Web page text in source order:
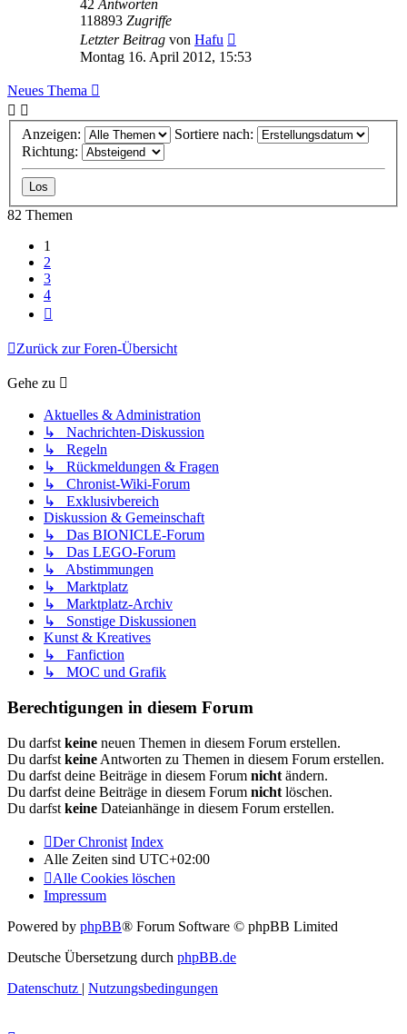
42 Antworten
118893 Zugriffe
Letzter Beitrag von Hafu
Montag 16. April 2012, 15:53
Neues Thema
Anzeigen:
Sortiere nach:
Richtung:
82 Themen
1
2
3
4
Zurück zur Foren-Übersicht
Gehe zu
Aktuelles & Administration
↳ Nachrichten-Diskussion
↳ Regeln
↳ Rückmeldungen & Fragen
↳ Chronist-Wiki-Forum
↳ Exklusivbereich
Diskussion & Gemeinschaft
↳ Das BIONICLE-Forum
↳ Das LEGO-Forum
↳ Abstimmungen
↳ Marktplatz
↳ Marktplatz-Archiv
↳ Sonstige Diskussionen
Kunst & Kreatives
↳ Fanfiction
↳ MOC und Grafik
Berechtigungen in diesem Forum
Du darfst keine neuen Themen in diesem Forum erstellen.
Du darfst keine Antworten zu Themen in diesem Forum erstellen.
Du darfst deine Beiträge in diesem Forum nicht ändern.
Du darfst deine Beiträge in diesem Forum nicht löschen.
Du darfst keine Dateianhänge in diesem Forum erstellen.
Der Chronist Index
Alle Zeiten sind UTC+02:00
Alle Cookies löschen
Impressum
Powered by phpBB® Forum Software © phpBB Limited
Deutsche Übersetzung durch phpBB.de
Datenschutz | Nutzungsbedingungen